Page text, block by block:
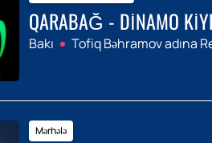
QARABAĞ - DINAMO
Bakı Tofiq Bəhramov adına
Mərhələ